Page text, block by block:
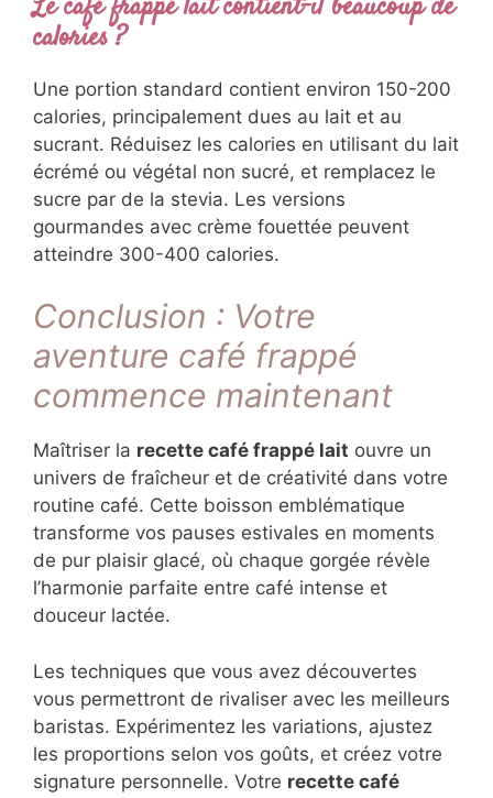
Ma recette manque de saveur café,
Augmentez la concentration de café plutôt
que la quantité pour éviter la dilution. Utilisez
3 cuillères de café soluble ou un expresso
double. Vous pouvez aussi ajouter une
cuillère à café d’extrait de café pour amplifier
les arômes sans modifier la texture.
Le café frappé lait contient-il beaucoup
de calories ?
Une portion standard contient environ 150-
sucrant. Réduisez les calories en utilisant du
lait écrémé ou végétal non sucré, et
remplacez le sucre par de la stevia. Les
versions gourmandes avec crème fouettée
peuvent atteindre 300-400 calories.
Conclusion : Votre
aventure café frappé
commence maintenant
Maîtriser larecette café frappé laitouvre un
univers de fraîcheur et de créativité dans